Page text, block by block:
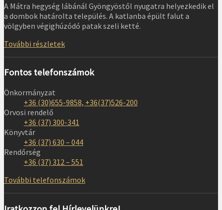
A Mátra hegység lábánál Gyöngyöstől nyugatra helyezkedik el
a dombok határolta település. A katlanba épült falut a
völgyben végighúzódó patak szeli ketté.
További részletek
Fontos telefonszámok
Önkormányzat
+36 (30)655-9858, +36(37)526-200
Orvosi rendelő
+36 (37) 300-341
Könyvtár
+36 (37) 630 – 044
Rendőrség
+36 (37) 312 – 551
További telefonszámok